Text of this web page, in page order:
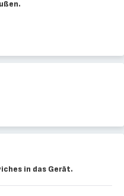
in das Gerät.